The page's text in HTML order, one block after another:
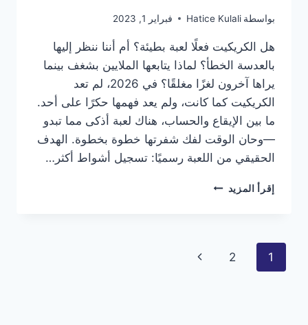
بواسطة Hatice Kulali فبراير 1, 2023
هل الكريكيت فعلًا لعبة بطيئة؟ أم أننا ننظر إليها
بالعدسة الخطأ؟ لماذا يتابعها الملايين بشغف بينما
يراها آخرون لغزًا مغلقًا؟ في 2026، لم تعد
الكريكيت كما كانت، ولم يعد فهمها حكرًا على أحد.
ما بين الإيقاع والحساب، هناك لعبة أذكى مما تبدو
—وحان الوقت لفك شفرتها خطوة بخطوة. الهدف
الحقيقي من اللعبة رسميًا: تسجيل أشواط أكثر…
إقرأ المزيد الكريكيت
تنقل
1
2
الصفحة